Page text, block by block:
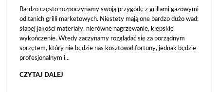
Bardzo często rozpoczynamy swoją przygodę z grillami gazowymi
od tanich grilli marketowych. Niestety mają one bardzo dużo wad:
słabej jakości materiały, nierówne nagrzewanie, kiepskie
wykończenie. Wtedy zaczynamy rozglądać się za porządnym
sprzętem, który nie będzie nas kosztował fortuny, jednak będzie
profesjonalnym i...
CZYTAJ DALEJ